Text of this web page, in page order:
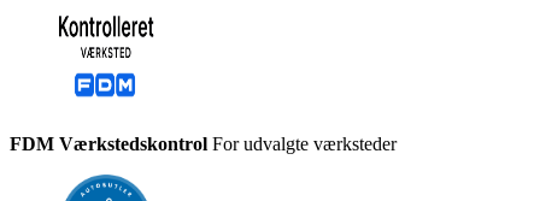
FDM Værkstedskontrol For udvalgte værksteder